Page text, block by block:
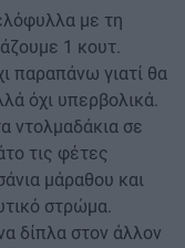
με τη
1 κουτ.
παραπάνω γιατί θα
όχι υπερβολικά.
ντολμαδάκια σε
τις φέτες
μάραθου και
στρώμα.
δίπλα στον άλλον